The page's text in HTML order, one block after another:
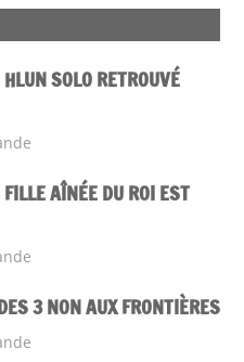
SOLO RETROUVÉ
AÎNÉE DU ROI EST
3 NON AUX FRONTIÈRES